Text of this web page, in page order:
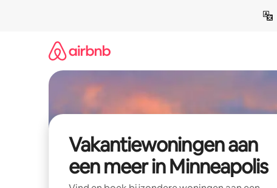
Vakantiewoningen aan
een meer in Minneapolis